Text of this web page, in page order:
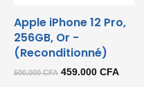
Apple iPhone 12 Pro,
256GB, Or -
(Reconditionné)
500.000CFA Le
459.000 CFA